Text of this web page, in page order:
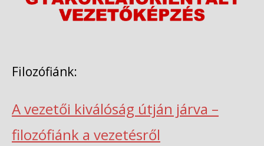
Filozófiánk:
A vezetői kiválóság útján járva –
filozófiánk a vezetésről